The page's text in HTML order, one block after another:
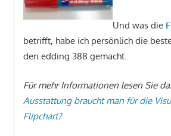
Und was die
betrifft, habe ich persönlich die
den edding 388 gemacht.
Für mehr Informationen lesen Sie
Ausstattung braucht man für die
Flipchart?